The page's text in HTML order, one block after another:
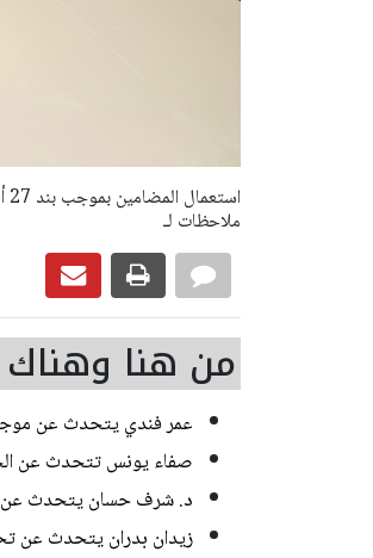
ملاحظات لـ
من هنا وهناك
عمر فندي يتحدث عن
صفاء يونس تتحدث عن
د. شرف حسان يتحدث عن
زيدان بدران يتحدث عن